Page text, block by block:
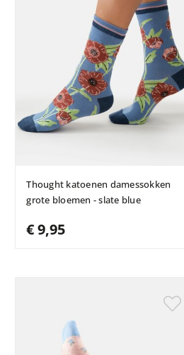
Thought katoenen damessokken
grote bloemen - slate blue
€ 9,95